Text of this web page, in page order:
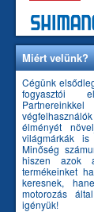
Miért velünk?
Cégünk
fogyasztói
élményét
világmárkák
Minőség
hiszen azok
termékeinket
keresnek,
motorozás
igényük!